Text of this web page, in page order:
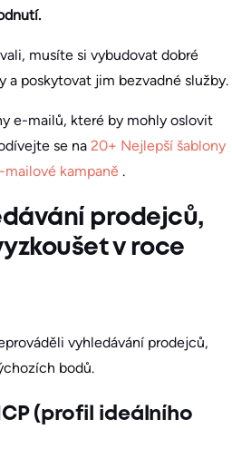
musíte si vybudovat dobré
a poskytovat jim bezvadné služby.
e-mailů, které by mohly oslovit
se na 20+ Nejlepší šablony
kampaně .
prodejců,
v roce
vyhledávání prodejců,
bodů.
(profil ideálního